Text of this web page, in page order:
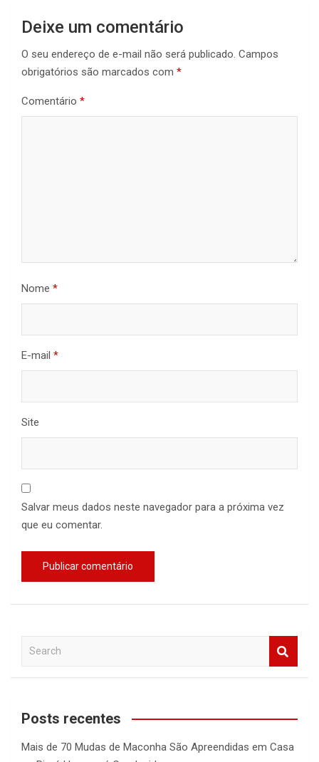
Deixe um comentário
O seu endereço de e-mail não será publicado. Campos
obrigatórios são marcados com *
Comentário *
Nome *
E-mail *
Site
Salvar meus dados neste navegador para a próxima vez
que eu comentar.
a
c
Posts recentes
Mais de 70 Mudas de Maconha São Apreendidas em Casa